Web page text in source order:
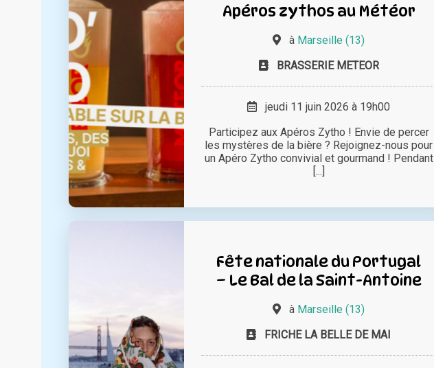
Apéros zythos au Météor
à Marseille (13)
BRASSERIE METEOR
jeudi 11 juin 2026 à 19h00
Participez aux Apéros Zytho ! Envie de percer
les mystères de la bière ? Rejoignez-nous pour
un Apéro Zytho convivial et gourmand ! Pendant
[...]
Fête nationale du Portugal
– Le Bal de la Saint-Antoine
à Marseille (13)
FRICHE LA BELLE DE MAI